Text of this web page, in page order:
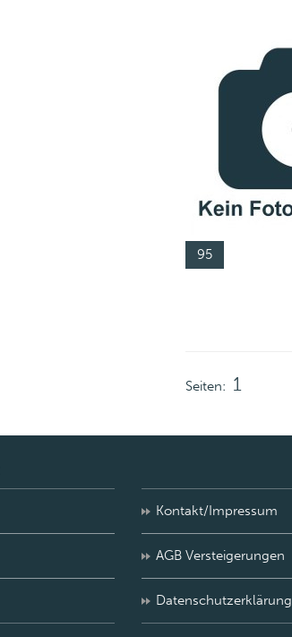
95
Seiten: 1
Kontakt/Impressum
AGB Versteigerungen
Datenschutzerklärung